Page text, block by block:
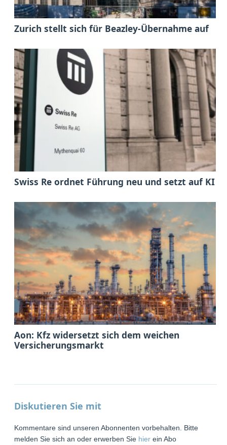
Zurich stellt sich für Beazley-Übernahme auf
Swiss Re ordnet Führung neu und setzt auf KI
Aon: Kfz widersetzt sich dem weichen
Versicherungsmarkt
Diskutieren Sie mit
Kommentare sind unseren Abonnenten vorbehalten. Bitte
melden Sie sich an oder erwerben Sie hier ein Abo